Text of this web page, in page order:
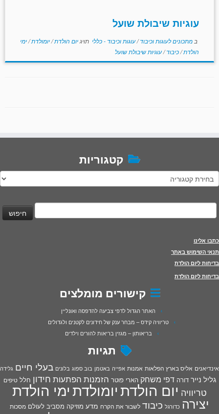
עוגיות שיבולת שועל
ב מתכונים לעוגות וכיבוד/עוגות וכיבוד - כללי תויגיום הולדת/יומולדת/ימי
הולדת/כיבוד/עוגיות שיבולת שועל
קטגוריות
קטגוריות
חיפוש:
כתבו אלינו
תנאי השימוש באתר
בדיחות ליום הולדת
בדיחות ליום הולדת
קישורים מומלצים
האתר הגדול לדפי צביעה להדפסה ואונליין
טריוויה קידס – מבחר ענק של חידונים לקטנים ולגדולים
בריאותון – מגזין בריאות להורים וילדים
תגיות
אינדיאנים אליס בארץ הפלאות אמנות אפייה באטמן בוב ספוג בלונים בעלי חיים גלידה
גליל נייר דורה דפי משחק הארי פוטר הזמנות הפתעות חידון חלל טיפים
טריוויה יום הולדתיומולדתימי הולדת
יצירה כדורגל כיבוד לשבור את הקרח מדע מוזיקה מסביב לעולם מסכות